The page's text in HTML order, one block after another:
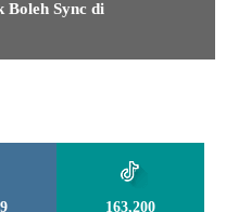
Boleh Sync di
163,200